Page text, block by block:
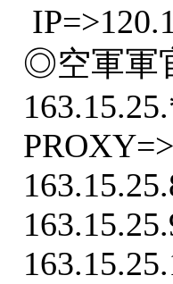
◎空軍軍
PROXY=>